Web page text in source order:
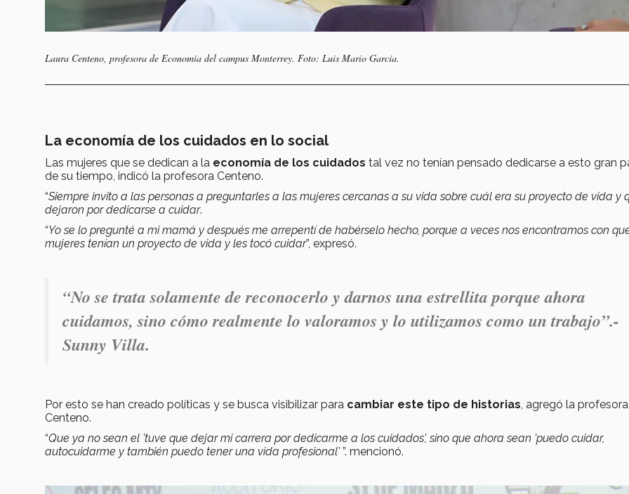
Laura Centeno, profesora de Economía del campus Monterrey. Foto: Luis Mario García.
La economía de los cuidados en lo social
Las mujeres que se dedican a la economía de los cuidados tal vez no tenían pensado dedicarse a esto gran
de su tiempo, indicó la profesora Centeno.
“Siempre invito a las personas a preguntarles a las mujeres cercanas a su vida sobre cuál era su proyecto de vida y
dejaron por dedicarse a cuidar.
“Yo se lo pregunté a mi mamá y después me arrepentí de habérselo hecho, porque a veces nos encontramos con
mujeres tenían un proyecto de vida y les tocó cuidar”, expresó.
“No se trata solamente de reconocerlo y darnos una estrellita porque ahora
cuidamos, sino cómo realmente lo valoramos y lo utilizamos como un trabajo”.-
Sunny Villa.
Por esto se han creado políticas y se busca visibilizar para cambiar este tipo de historias, agregó la profesora
Centeno.
“Que ya no sean el 'tuve que dejar mi carrera por dedicarme a los cuidados', sino que ahora sean 'puedo cuidar,
autocuidarme y también puedo tener una vida profesional'”. mencionó.